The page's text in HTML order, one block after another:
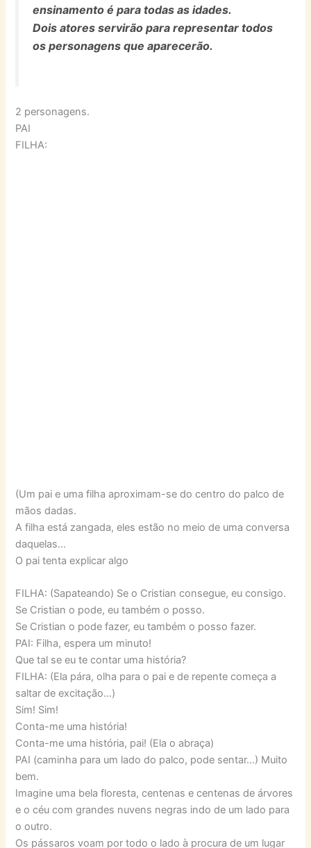
ensinamento é para todas as idades.
Dois atores servirão para representar todos
os personagens que aparecerão.
2 personagens.
PAI
FILHA:
(Um pai e uma filha aproximam-se do centro do palco de
mãos dadas.
A filha está zangada, eles estão no meio de uma conversa
daquelas…
O pai tenta explicar algo
FILHA: (Sapateando) Se o Cristian consegue, eu consigo.
Se Cristian o pode, eu também o posso.
Se Cristian o pode fazer, eu também o posso fazer.
PAI: Filha, espera um minuto!
Que tal se eu te contar uma história?
FILHA: (Ela pára, olha para o pai e de repente começa a
saltar de excitação…)
Sim! Sim!
Conta-me uma história!
Conta-me uma história, pai! (Ela o abraça)
PAI (caminha para um lado do palco, pode sentar…) Muito
bem.
Imagine uma bela floresta, centenas e centenas de árvores
e o céu com grandes nuvens negras indo de um lado para
o outro.
Os pássaros voam por todo o lado à procura de um lugar